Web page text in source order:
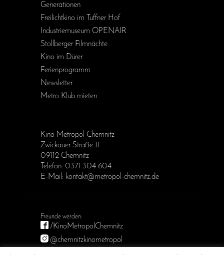
Generationen
Freilichtkino im Tuffner Hof
Industriemuseum OPENAIR
Stollberger Filmnächte
Kino im Dürer
Ferienprogramm
Newsletter
Metro Klub mieten
Kino Metropol Chemnitz
Zwickauer Straße 11
09112 Chemnitz
Telefon: 0371 304 604
E-Mail: kontakt@metropol-chemnitz.de
/KinoMetropolChemnitz
@chemnitzkinometropol